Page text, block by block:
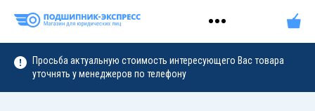
Просьба актуальную стоимость интересующего Вас товара
уточнять у менеджеров по телефону